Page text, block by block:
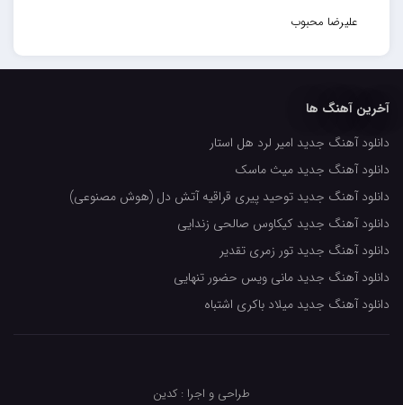
علیرضا محبوب
حسین حصارکی
کاپیتان
مجید رضوی
رضا مرانلو
امیر عرفانی
رضا صادقی
سعید شمس
آخرین آهنگ ها
دانلود آهنگ جدید امیر لرد هل استار
دانلود آهنگ جدید میث ماسک
دانلود آهنگ جدید توحید پیری قراقیه آتش دل (هوش مصنوعی)
دانلود آهنگ جدید کیکاوس صالحی زندایی
دانلود آهنگ جدید تور زمری تقدیر
دانلود آهنگ جدید مانی ویس حضور تنهایی
دانلود آهنگ جدید میلاد باکری اشتباه
طراحی و اجرا : کدین